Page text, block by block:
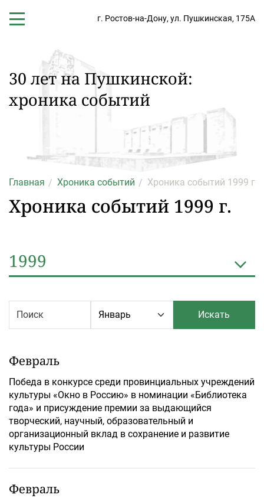
г. Ростов-на-Дону, ул. Пушкинская, 175А
30 лет на Пушкинской:
хроника событий
Главная Хроника событий Хроника событий 1999 г.
Хроника событий 1999 г.
1999
Искать
Февраль
Победа в конкурсе среди провинциальных учреждений
культуры «Окно в Россию» в номинации «Библиотека
года» и присуждение премии за выдающийся
творческий, научный, образовательный и
организационный вклад в сохранение и развитие
культуры России
Февраль